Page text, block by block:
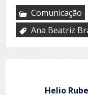
Comunicação
Ana Beatriz
Helio